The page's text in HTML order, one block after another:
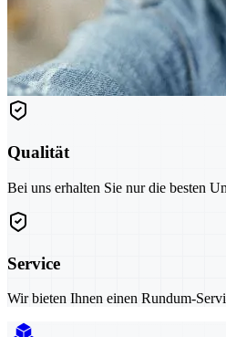
Qualität
Bei uns erhalten Sie nur die besten
Service
Wir bieten Ihnen einen Rundum-